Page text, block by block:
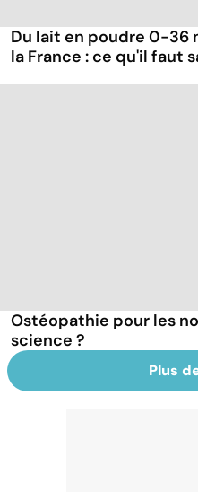
Du lait en poudre 0-36
la France : ce qu'il faut
Ostéopathie pour les
science ?
Plus